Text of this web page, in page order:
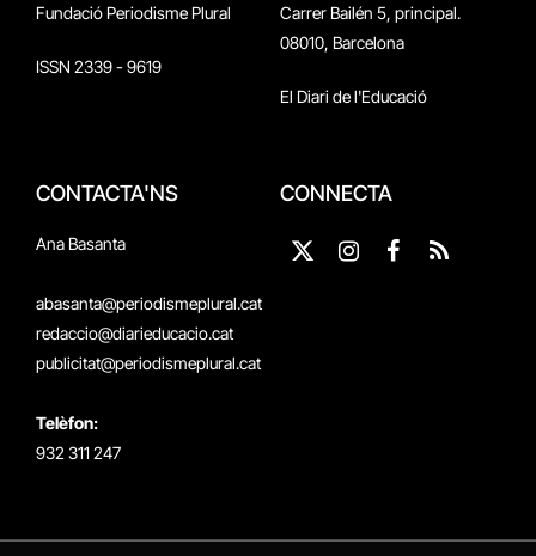
Fundació Periodisme Plural
ISSN 2339 - 9619
Carrer Bailén 5, principal.
08010, Barcelona
El Diari de l'Educació
CONTACTA'NS
Ana Basanta
abasanta@periodismeplural.cat
redaccio@diarieducacio.cat
publicitat@periodismeplural.cat
Telèfon:
932 311 247
CONNECTA
X
Instagram
Facebook
RSS